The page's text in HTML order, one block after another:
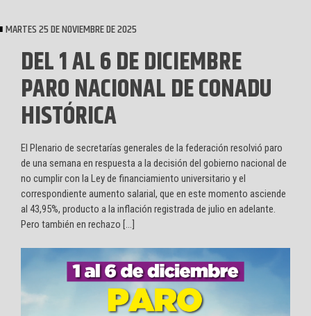
MARTES 25 DE NOVIEMBRE DE 2025
DEL 1 AL 6 DE DICIEMBRE
PARO NACIONAL DE CONADU
HISTÓRICA
El Plenario de secretarías generales de la federación resolvió paro
de una semana en respuesta a la decisión del gobierno nacional de
no cumplir con la Ley de financiamiento universitario y el
correspondiente aumento salarial, que en este momento asciende
al 43,95%, producto a la inflación registrada de julio en adelante.
Pero también en rechazo […]